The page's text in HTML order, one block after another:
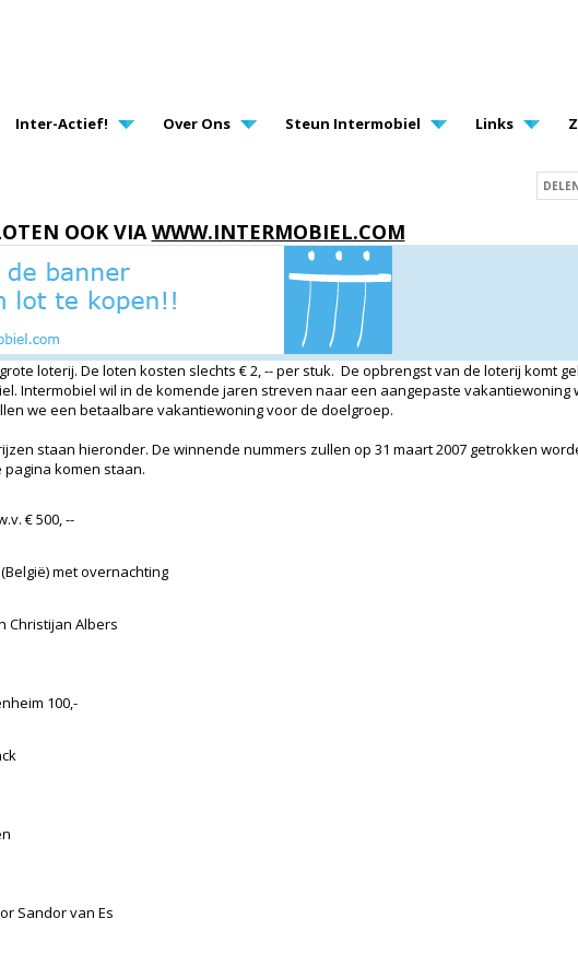
Inter-Actief! Over Ons Steun Intermobiel Links
OOK VIAWWW.INTERMOBIEL.COM
loterij. De loten kosten slechts € 2, -- per stuk. De opbrengst van de loterij komt
Intermobiel wil in de komende jaren streven naar een aangepaste vakantiewoning
we een betaalbare vakantiewoning voor de doelgroep.
staan hieronder. De winnende nummers zullen op 31 maart 2007 getrokken
komen staan.
€ 500, --
met overnachting
Albers
100,-
Sandor van Es